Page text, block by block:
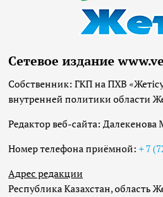
Сетевое издание
Собственник: ГКП на ПХВ
внутренней политики области
Редактор веб-сайта: Далекенова
Номер телефона приёмной: + 7
Адрес редакции
Республика Казахстан, область